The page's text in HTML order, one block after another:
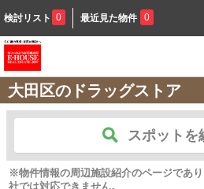
検討リスト 0 最近見た物件 0
大田区のドラッグストア
スポットを
※物件情報の周辺施設紹介のページであ
社では対応できません。